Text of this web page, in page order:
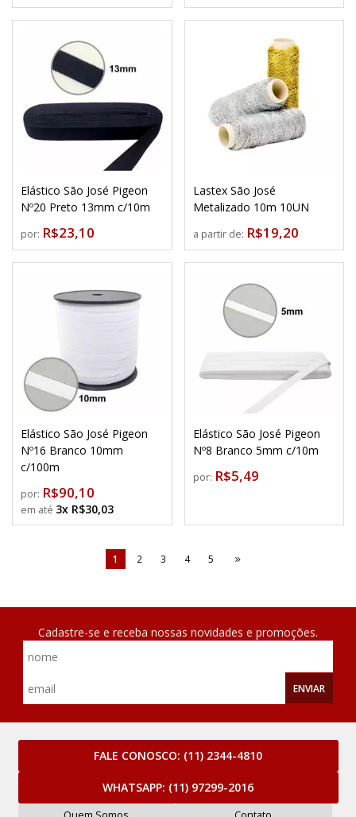
Elástico São José Pigeon
Nº20 Preto 13mm c/10m
por: R$23,10
Lastex São José
Metalizado 10m 10UN
a partir de: R$19,20
Elástico São José Pigeon
Nº16 Branco 10mm
c/100m
por: R$90,10
3x R$30,03
Elástico São José Pigeon
Nº8 Branco 5mm c/10m
por: R$5,49
1 2 3 4 5
Cadastre-se e receba nossas novidades e promoções.
ENVIAR
FALE CONOSCO: (11) 2344-4810
WHATSAPP: (11) 97299-2016